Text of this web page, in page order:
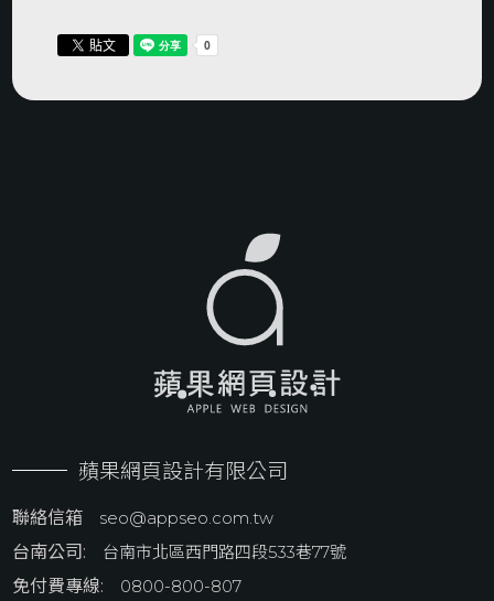
蘋果網頁設計有限公司
聯絡信箱 seo@appseo.com.tw
免付費專線: 0800-800-807
台南公司: 台南市北區西門路四段533巷77號